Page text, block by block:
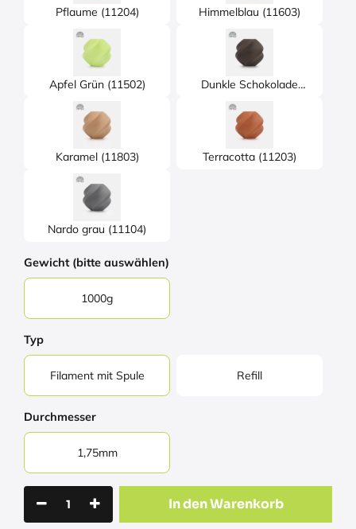
Pflaume (11204) Himmelblau (11603)
Apfel Grün (11502)
Dunkle Schokolade
(11802)
Karamel (11803) Terracotta (11203)
Nardo grau (11104)
Gewicht (bitte auswählen)
1000g
Typ
Filament mit Spule Refill
Durchmesser
1,75mm
In den Warenkorb